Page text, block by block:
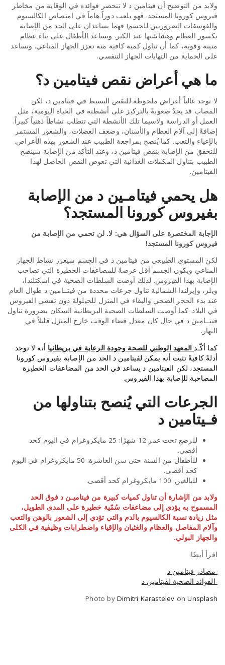
ولابد من التوضيح أن فيتامين د لا تنحصر فوائده في الوقاية من مخاطر
فيروس كورونا المستجد. فهو يلعب دوراً هاماً في امتصاص الكالسيوم
والفوسفات الضروريين للجسم! فهما يساعدان على الحد من الإصابة
بكسور العظام وهشاشتها عند الكبر. ويساعد الأطفال على بناء عظام
متينة وقوية، كما أن تناول كمية كافية منه تعزز الجهاز المناعي. وتساعد
على الحماية من التهابات الجهاز التنفسي.
ما هي أعراض نقص فيتامين د؟
لا توجد غالباً أعراض ملحوظة للنقص البسيط في فيتامين د، لكن
المصاب قد يجدُ صعوبةً بالتركيز على أنشطته في الحياة اليومية، مثل
العمل أو الدراسة ولاسيما تلك الأنشطة التي تتطلب نشاطاً ذهنياً كبيراً.
إضافةً إلى آلام العظام والأسنان، وضعف العضلات، والشعور المستمر
بالإعياء والتعب. كما يُنصح بمراجعة الطبيب عند الشعور بهذه الأعراض.
للتحقق من الإصابة بنقص فيتامين د، وعند التأكد من الإصابة سينصح
الطبيب بتناول المكملات الغذائية التي تعوض النقص الحاصل لهذا
الفيتامين.
هل يحمي فيتامـين د من الإصابة
بفيروس كورونا المستجد؟
الإجابة المختصرة على السؤال هي: لا. لن تحمي من الإصابة من
فيروس كورونا المستجد!
لكن المستوى الطبيعي من فيتامين د في الجسم سيعزز نشاط الجهاز
المناعي ويكون الجسم أقل عرضةً للمضاعفات الخطيرة التي تصاحب
الإصابة بهذا الفيروس. لذلك أوصت السلطات الصحية في اسكتلندا،
ويلز، وإيرلندا الشمالية تناول جرعات محددة من فيتــامين د طوال العام
عند بدء الحجر الصحي والبقاء في المنزل للحيلولة دون تفشي الفيروس
في البلاد. كما أوصت السلطات الصحية البريطانية السكان بضرورة تناول
فيتــامين د في حال كان معدل قضاء الوقت خارج المنزل قليلاً في
النهار.
كما أكّـد المعهد الوطني للصحة وجودة الرعاية في بريطانيا أنه لا توجد
أدلةً كافيةً تثبت أنه يمكن لفيتامين د الحد من الإصابة بفيروس كورونا
المستجد، لكن الفيتامين د يساعد في الحد من المضاعفات الخطيرة
المصاحبة للإصابة بهذا الفيروس.
الجرعات التي يُنصح بتناولها من
فـيتامين د
للرضع تحت عمر 12 شهرًا: 25 مايكروغرام في اليوم كحد
أقصى.
للأطفال من السنة حتى سن العاشرة: 50 مايكروغرام في اليوم
كحد أقصى.
للبالغين: 100 مايكروغرام كحد أقصى.
ولابد من الإشارة أن تناول كميات كبيرة من فيتاميـن د فوق الحد
المسموح به يؤدي إلى مضاعفات سُمّية خطيرة على المدى الطويل،
مثل زيادة نسبة الكالسيوم بالدم والتي تؤدي إلى الشعور بالوهن والتعب
وآلام المفاصل والعظام والغثيان والإقياء واضطرابات وظيفية في الكلى
والجهاز البولي.
اقرأ أيضًا:
-مصادر فيتامين د
-الفوائد الصحية لفيتامين د
Photo by Dimitri Karastelev onUnsplash